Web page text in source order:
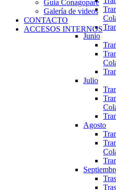
Junio
Julio
Agosto
Guia Conagopare
Galería de videos
CONTACTO
ACCESOS INTERNOS